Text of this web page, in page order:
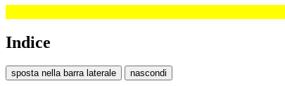
Indice
sposta nella barra laterale nascondi